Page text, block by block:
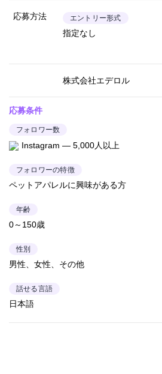
応募方法 エントリー形式
指定なし
株式会社エデロル
応募条件
フォロワー数
Instagram — 5,000人以上
フォロワーの特徴
ペットアパレルに興味がある方
年齢
0～150歳
性別
男性、女性、その他
話せる言語
日本語